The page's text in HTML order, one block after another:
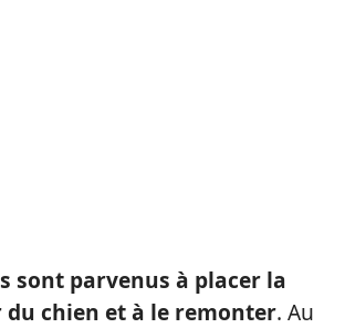
sont parvenus à placer la
chien et à le remonter. Au